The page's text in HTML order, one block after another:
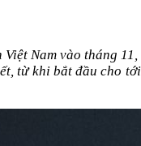
Việt Nam vào tháng
từ khi bắt đầu cho